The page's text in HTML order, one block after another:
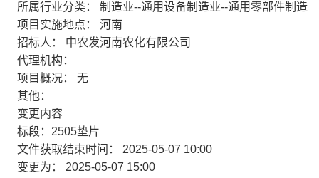
所属行业分类：
制造业--通用设备制造业--通用零部件制造
项目实施地点：
河南
招标人：
中农发河南农化有限公司
代理机构：
项目概况：
无
其他：
变更内容
标段：2505垫片
文件获取结束时间：
2025-05-07 10:00
变更为：
2025-05-07 15:00